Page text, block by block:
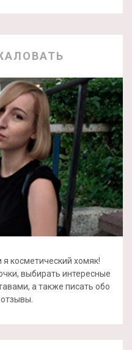
косметический хомяк!
выбирать интересные
а также писать обо